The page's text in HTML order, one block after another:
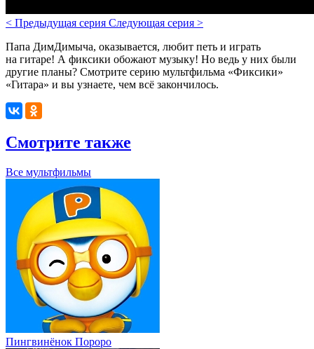
< Предыдущая серия Следующая серия >
Папа ДимДимыча, оказывается, любит петь и играть
на гитаре! А фиксики обожают музыку! Но ведь у них были
другие планы? Смотрите серию мультфильма «Фиксики»
«Гитара» и вы узнаете, чем всё закончилось.
Смотрите также
Все мультфильмы
Пингвинёнок Пороро